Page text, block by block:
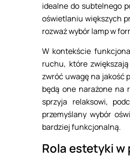
idealne do subtelnego
oświetlaniu większych
rozważ wybór lamp w
W kontekście
ruchu, które
zwróć uwagę na jakość
będą one narażone na
sprzyja relaksowi,
przemyślany wybór
bardziej funkcjonalną.
Rola estetyki